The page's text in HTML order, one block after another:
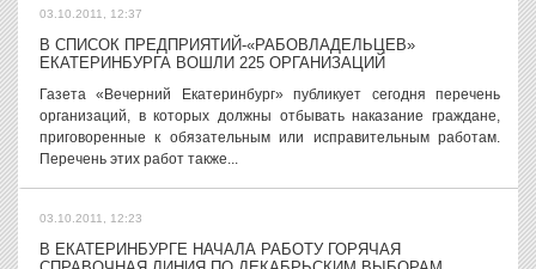
03.10.2011, 12:37
В СПИСОК ПРЕДПРИЯТИЙ-«РАБОВЛАДЕЛЬЦЕВ»
ЕКАТЕРИНБУРГА ВОШЛИ 225 ОРГАНИЗАЦИЙ
Газета «Вечерний Екатеринбург» публикует сегодня перечень
организаций, в которых должны отбывать наказание граждане,
приговоренные к обязательным или исправительным работам.
Перечень этих работ также...
03.10.2011, 12:23
В ЕКАТЕРИНБУРГЕ НАЧАЛА РАБОТУ ГОРЯЧАЯ